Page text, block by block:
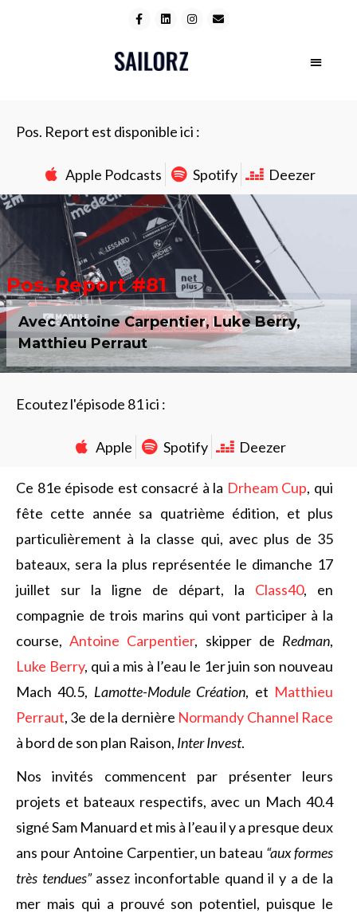
Pos. Report est disponible ici :
Apple Podcasts Spotify Deezer
Pos. Report #81
Avec Antoine Carpentier, Luke Berry,
Matthieu Perraut
Ecoutez l'épisode 81 ici :
Apple Spotify Deezer
Ce 81e épisode est consacré à la Drheam Cup, qui
fête cette année sa quatrième édition, et plus
particulièrement à la classe qui, avec plus de 35
bateaux, sera la plus représentée le dimanche 17
juillet sur la ligne de départ, la Class40, en
compagnie de trois marins qui vont participer à la
course,Antoine Carpentier, skipper de Redman,
Luke Berry, qui a mis à l’eau le 1er juin son nouveau
Mach 40.5, Lamotte-Module Création, et Matthieu
Perraut, 3e de la dernière Normandy Channel Race
à bord de son plan Raison, Inter Invest.
Nos invités commencent par présenter leurs
projets et bateaux respectifs, avec un Mach 40.4
signé Sam Manuard et mis à l’eau il y a presque deux
ans pour Antoine Carpentier, un bateau “aux formes
très tendues”assez inconfortable quand il y a de la
mer mais qui a prouvé son potentiel, puisque le